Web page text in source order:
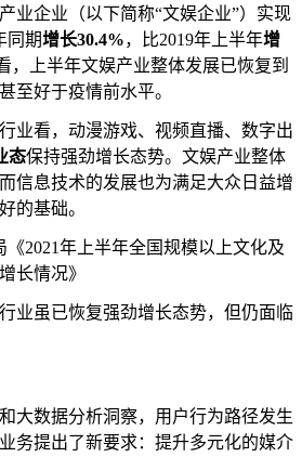
业企业（以下简称“文娱企业”）实现
同期增长30.4%，比2019年上半年增
，上半年文娱产业整体发展已恢复到
至好于疫情前水平。
业看，动漫游戏、视频直播、数字出
态保持强劲增长态势。文娱产业整体
信息技术的发展也为满足大众日益增
的基础。
2021年上半年全国规模以上文化及
长情况》
业虽已恢复强劲增长态势，但仍面临
大数据分析洞察，用户行为路径发生
务提出了新要求：提升多元化的媒介